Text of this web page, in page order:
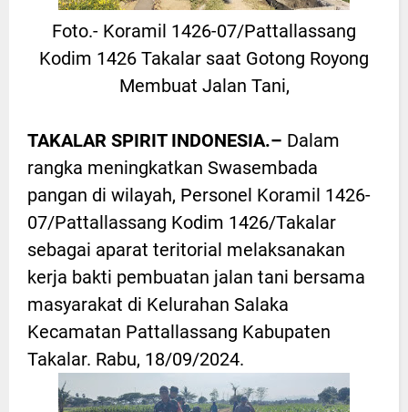
Foto.- Koramil 1426-07/Pattallassang
Kodim 1426 Takalar saat Gotong Royong
Membuat Jalan Tani,
TAKALAR SPIRIT INDONESIA.– Dalam
rangka meningkatkan Swasembada
pangan di wilayah, Personel Koramil 1426-
07/Pattallassang Kodim 1426/Takalar
sebagai aparat teritorial melaksanakan
kerja bakti pembuatan jalan tani bersama
masyarakat di Kelurahan Salaka
Kecamatan Pattallassang Kabupaten
Takalar. Rabu, 18/09/2024.